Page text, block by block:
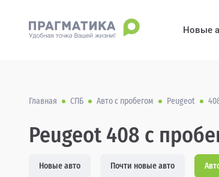
Новые
Главная СПБ Авто с пробегом Peugeot
Peugeot 408 с
Новые авто Почти новые авто